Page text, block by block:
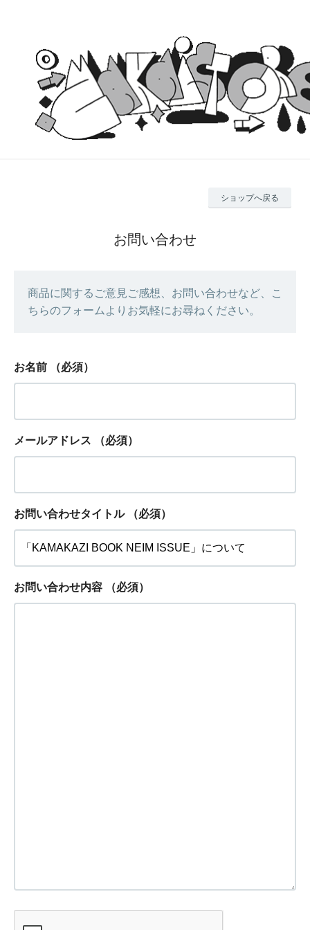
ショップへ戻る
お問い合わせ
商品に関するご意見ご感想、お問い合わせなど、こ
ちらのフォームよりお気軽にお尋ねください。
お名前 （必須）
メールアドレス （必須）
お問い合わせタイトル （必須）
お問い合わせ内容 （必須）